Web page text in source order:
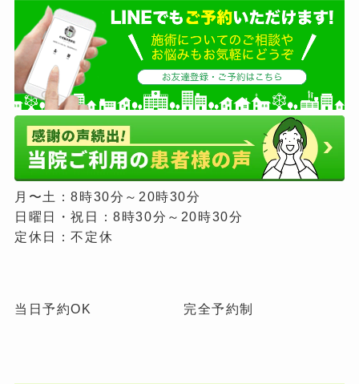
月〜土：8時30分～20時30分
日曜日・祝日：8時30分～20時30分
定休日：不定休
当日予約OK 完全予約制